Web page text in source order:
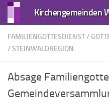
Zum Inhalt springen
FAMILIENGOTTESDIENST/
/STEINWALDREGION
Absage